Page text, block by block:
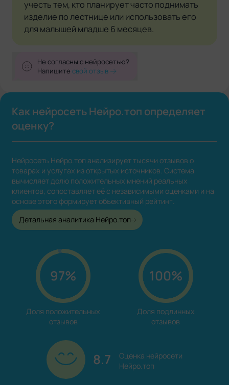
учесть тем, кто планирует часто поднимать
изделие по лестнице или использовать его
для малышей младше 6 месяцев.
Не согласны с нейросетью?
Напишитесвой отзыв
Как нейросеть Нейро.топ определяет
оценку?
Нейросеть Нейро.топ анализирует тысячи отзывов о
товарах и услугах из открытых источников. Система
вычисляет долю положительных мнений реальных
клиентов, сопоставляет её с независимыми оценками и на
основе этого формирует объективный рейтинг.
Детальная аналитика Нейро.топ
97%
Доля положительных
отзывов
100%
Доля подлинных
отзывов
8.7
Оценка нейросети
Нейро.топ